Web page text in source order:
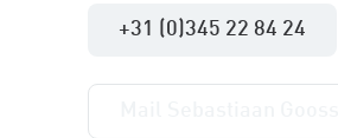
+31 (0)345 22 84 24